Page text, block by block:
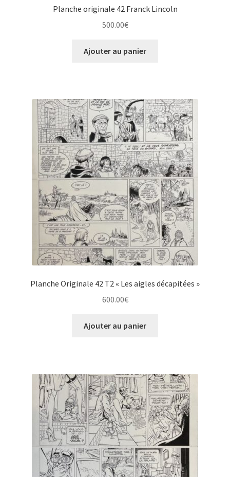
Planche originale 42 Franck Lincoln
500.00€
Ajouter au panier
Planche Originale 42 T2 « Les aigles décapitées »
600.00€
Ajouter au panier